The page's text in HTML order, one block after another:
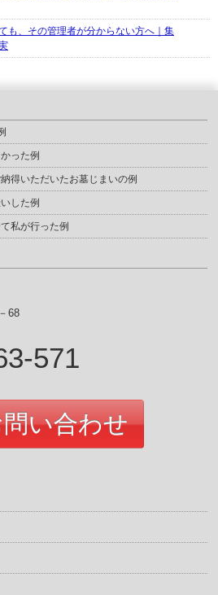
も、その管理者が分からない方へ｜集
った例
得いただいたお墓じまいの例
した例
私が行った例
68
571
い合わせ